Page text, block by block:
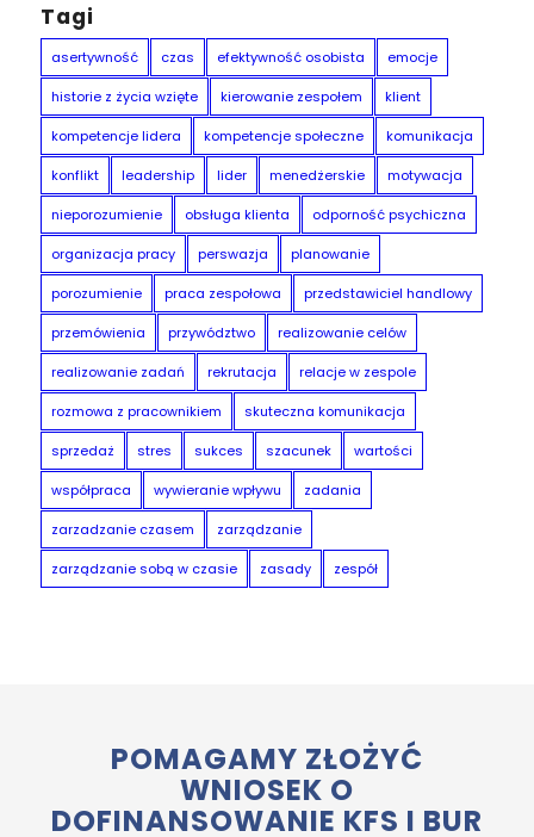
Tagi
asertywność czas efektywność osobista emocje
historie z życia wzięte kierowanie zespołem klient
kompetencje lidera kompetencje społeczne komunikacja
konflikt leadership lider menedżerskie motywacja
nieporozumienie obsługa klienta odporność psychiczna
organizacja pracy perswazja planowanie
porozumienie praca zespołowa przedstawiciel handlowy
przemówienia przywództwo realizowanie celów
realizowanie zadań rekrutacja relacje w zespole
rozmowa z pracownikiem skuteczna komunikacja
sprzedaż stres sukces szacunek wartości
współpraca wywieranie wpływu zadania
zarzadzanie czasem zarządzanie
zarządzanie sobą w czasie zasady zespół
POMAGAMY ZŁOŻYĆ
WNIOSEK O
DOFINANSOWANIE KFS I BUR